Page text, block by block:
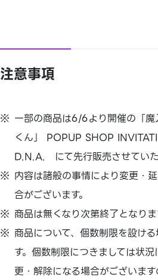
注意事項
一部の商品は6/6より開催の「魔
くん」 POPUP SHOP
D.N.A. にて先行販売させていた
内容は諸般の事情により変更・
合がございます。
商品は無くなり次第終了となりま
商品について、個数制限を設け
す。個数制限につきましては状
更・解除になる場合がございま